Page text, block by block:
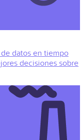
datos en tiempo
decisiones sobre